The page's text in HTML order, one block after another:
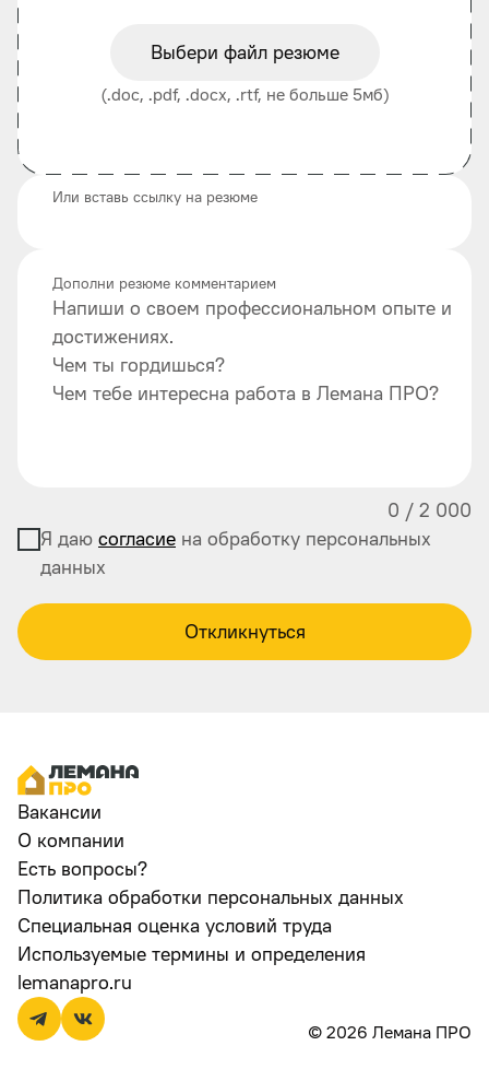
Выбери файл резюме
(.doc, .pdf, .docx, .rtf, не больше 5мб)
Или вставь ссылку на резюме
Напиши о своем профессиональном опыте и
достижениях.
Чем ты гордишься?
Чем тебе интересна работа в Лемана ПРО?
Дополни резюме комментарием
0 / 2 000
Я даю согласие на обработку персональных
данных
Откликнуться
Вакансии
О компании
Есть вопросы?
Политика обработки персональных данных
Специальная оценка условий труда
Используемые термины и определения
lemanapro.ru
© 2026 Лемана ПРО